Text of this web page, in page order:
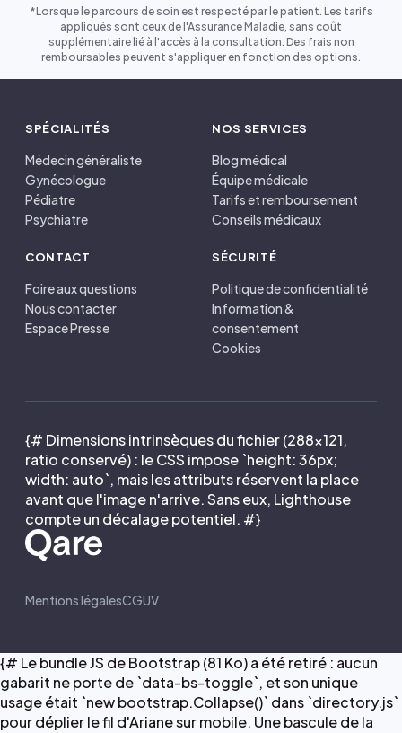
*Lorsque le parcours de soin est respecté par le patient. Les tarifs
appliqués sont ceux de l'Assurance Maladie, sans coût
supplémentaire lié à l'accès à la consultation. Des frais non
remboursables peuvent s'appliquer en fonction des options.
SPÉCIALITÉS
Médecin généraliste
Gynécologue
Pédiatre
Psychiatre
NOS SERVICES
Blog médical
Équipe médicale
Tarifs et remboursement
Conseils médicaux
CONTACT
Foire aux questions
Nous contacter
Espace Presse
SÉCURITÉ
Politique de confidentialité
Information &
consentement
Cookies
{# Dimensions intrinsèques du fichier (288×121,
ratio conservé) : le CSS impose `height: 36px;
width: auto`, mais les attributs réservent la place
avant que l'image n'arrive. Sans eux, Lighthouse
compte un décalage potentiel. #}
Mentions légalesCGUV
{# Le bundle JS de Bootstrap (81 Ko) a été retiré : aucun
gabarit ne porte de `data-bs-toggle`, et son unique
usage était `new bootstrap.Collapse()` dans `directory.js`
pour déplier le fil d'Ariane sur mobile. Une bascule de la